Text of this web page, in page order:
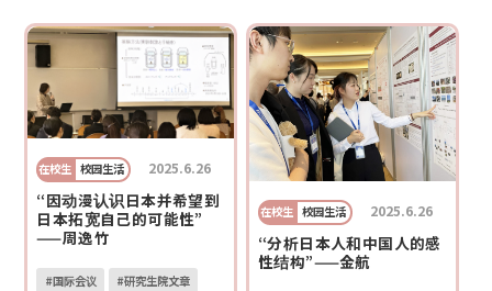
在校生 校园生活 2025.6.26
“因动漫认识日本并希望到
日本拓宽自己的可能性”
——周逸竹
#国际会议 #研究生院文章
在校生 校园生活 2025.6.26
“分析日本人和中国人的感
性结构”——金航